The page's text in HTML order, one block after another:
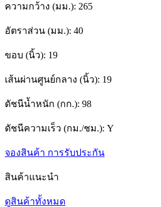
ความกว้าง (มม.): 265
อัตราส่วน (มม.): 40
ขอบ (นิ้ว): 19
เส้นผ่านศูนย์กลาง (นิ้ว): 19
ดัชนีน้ำหนัก (กก.): 98
ดัชนีความเร็ว (กม./ชม.): Y
จองสินค้า การรับประกัน
สินค้าแนะนำ
ดูสินค้าทั้งหมด